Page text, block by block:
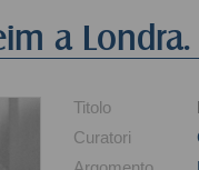
a
Titolo
Curatori